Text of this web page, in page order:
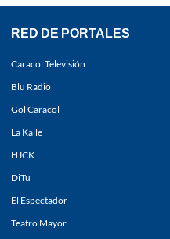
RED DE PORTALES
Caracol Televisión
Blu Radio
Gol Caracol
La Kalle
HJCK
DiTu
El Espectador
Teatro Mayor